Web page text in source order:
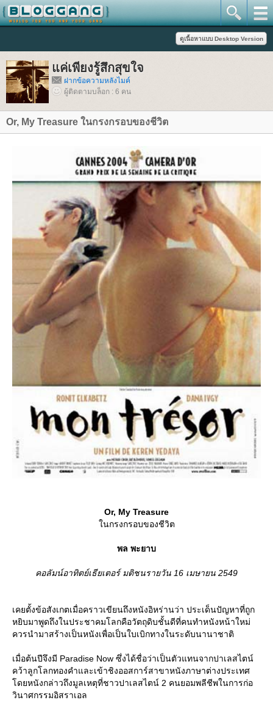
ค่เพียงรู้สึกสุขใจ
ฝากข้อความหลังไมค์
ผู้ติดตามบล็อก : 6 คน
Or, My Treasure ในกรงกรอบของชีวิต
Or, My Treasure
นกรงกรอบของชีวิต
พล พะยาบ
คอลัมน์อาทิตย์เธียเตอร์ มติชนรายวัน 16 เมษายน 2549
เคยตั้งข้อสังเกตเมื่อคราวเขียนถึงหนังอิหร่านว่า ประเด็นปัญหาที่ถูก
หยิบมาพูดถึงในประชาคมโลกคือวัตถุดิบชั้นดีที่คนทำหนังหน้าใหม่
ควรนำมาสร้างเป็นหนังเพื่อเป็นใบเบิกทางในระดับนานาชาติ
เมื่อต้นปีจึงมี Paradise Now ซึ่งได้ชื่อว่าเป็นตัวแทนจากปาเลสไตน์
คว้าลูกโลกทองคำและเข้าชิงออสการ์สาขาหนังภาษาต่างประเทศ
ดยหนังกล่าวถึงมูลเหตุที่ชาวปาเลสไตน์ 2 คนยอมพลีชีพในการก่อ
วินาศกรรมอิสราเอล